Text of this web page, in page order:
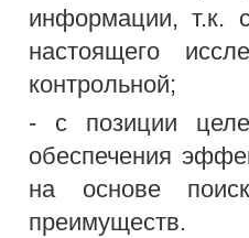
информации, т.к.
настоящего
контрольной;
- с позиции
обеспечения
на основе
преимуществ.